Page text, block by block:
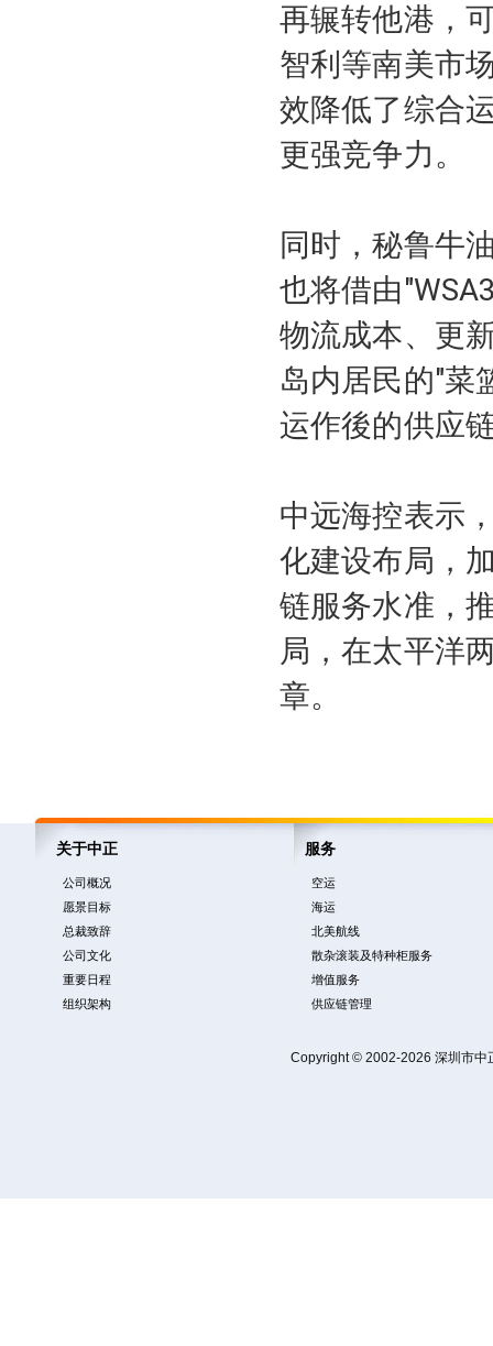
再辗转他港，
智利等南美市
效降低了综合
更强竞争力。
同时，秘鲁牛
也将借由
物流成本、更
岛内居民的"菜
运作後的供应
中远海控表示
化建设布局，
链服务水准，
局，在太平洋
章。
关于中正
公司概况
愿景目标
总裁致辞
公司文化
重要日程
组织架构
服务
空运
海运
北美航线
散杂滚装及特种柜服务
增值服务
供应链管理
Copyright © 2002-2026 深圳市中